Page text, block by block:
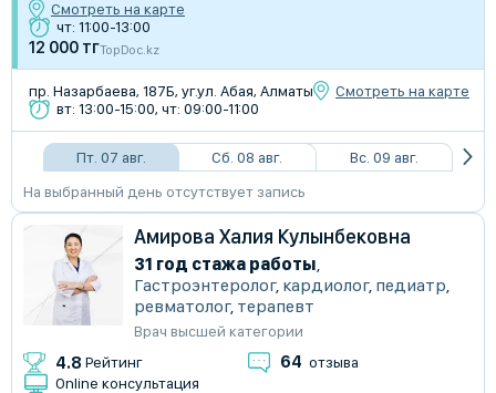
Смотреть на карте
чт: 11:00-13:00
12 000 тгTopDoc.kz
пр. Назарбаева, 187Б, уг.ул. Абая, Алматы
Смотреть на карте
вт: 13:00-15:00, чт: 09:00-11:00
Пт. 07 авг. Сб. 08 авг.
Вс. 09 авг.
На выбранный день отсутствует запись
Амирова Халия Кулынбековна
31 год стажа работы,
Гастроэнтеролог, кардиолог, педиатр,
ревматолог, терапевт
Врач высшей категории
4.8 Рейтинг 64 отзыва
Online консультация